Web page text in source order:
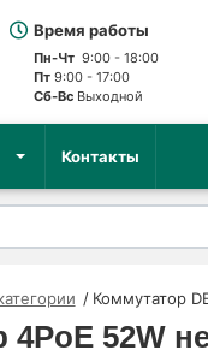
Время работы
Пн-Чт9:00 - 18:00
Пт9:00 - 17:00
Сб-ВсВыходной
Контакты
Коммутатор
52W